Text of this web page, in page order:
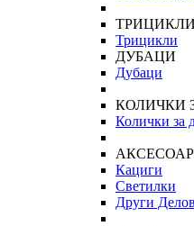
ТРИЦИКЛИ
Трицикли
ДУБАЦИ
Дубаци
КОЛИЧКИ
Колички за
Кациги
Светилки
Други